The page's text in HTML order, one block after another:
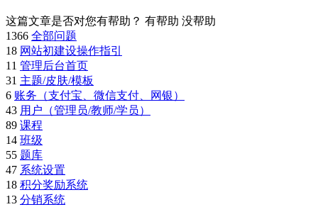
这篇文章是否对您有帮助？ 有帮助 没帮助
1366 全部问题
18 网站初建设操作指引
11 管理后台首页
31 主题/皮肤/模板
6 账务（支付宝、微信支付、网银）
43 用户（管理员/教师/学员）
89 课程
14 班级
55 题库
47 系统设置
18 积分奖励系统
13 分销系统